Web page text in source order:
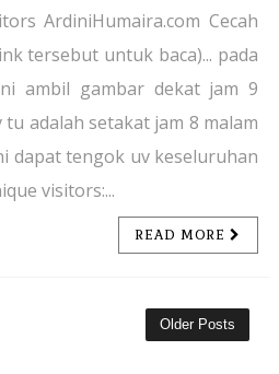
ArdiniHumaira.com Cecah
tersebut untuk baca)... pada
ambil gambar dekat jam 9
tu adalah setakat jam 8 malam
dapat tengok uv keseluruhan
visitors:...
READ MORE
Older Posts